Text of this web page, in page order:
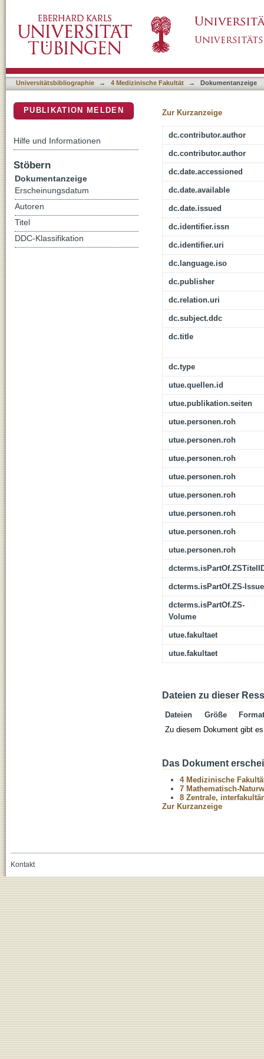
hepatocarcinoma cells
Universitätsbibliographie → 4 Medizinische Fakultät → Dokumentanzeige
Zur Kurzanzeige
dc.contributor.author
dc.contributor.author
dc.date.accessioned
dc.date.available
dc.date.issued
dc.identifier.issn
dc.identifier.uri
dc.language.iso
dc.publisher
dc.relation.uri
dc.subject.ddc
dc.title
dc.type
utue.quellen.id
utue.publikation.seiten
utue.personen.roh
utue.personen.roh
utue.personen.roh
utue.personen.roh
utue.personen.roh
utue.personen.roh
utue.personen.roh
utue.personen.roh
dcterms.isPartOf.ZS-Issue
dcterms.isPartOf.ZS-
Volume
utue.fakultaet
utue.fakultaet
Dateien zu dieser
Dateien Größe
Format
Zu diesem Dokument gibt
Das Dokument
4 Medizinische
7 Mathematisch-
8 Zentrale,
Zur Kurzanzeige
PUBLIKATION MELDEN
Hilfe und Informationen
Stöbern
Dokumentanzeige
Erscheinungsdatum
Autoren
Titel
DDC-Klassifikation
Kontakt